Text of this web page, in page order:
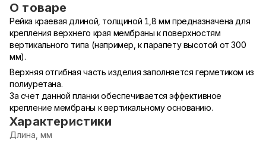
О товаре
Рейка краевая длиной, толщиной 1,8 мм предназначена для
крепления верхнего края мембраны к поверхностям
вертикального типа (например, к парапету высотой от 300
мм).
Верхняя отгибная часть изделия заполняется герметиком из
полиуретана.
За счет данной планки обеспечивается эффективное
крепление мембраны к вертикальному основанию.
Характеристики
Длина, мм